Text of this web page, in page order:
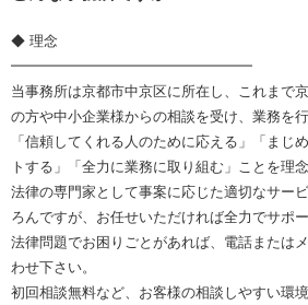
◆ 理念
━━━━━━━━━━━━━━━━━
当事務所は京都市中京区に所在し、これまで
の方や中小企業様からの相談を受け、業務を
「信頼してくれる人のために応える」「まじ
トする」「全力に業務に取り組む」ことを理
法律の専門家として事案に応じた適切なサー
ろんですが、お任せいただければ全力でサポ
法律問題でお困りごとがあれば、電話または
わせ下さい。
初回相談無料など、お客様の相談しやすい環